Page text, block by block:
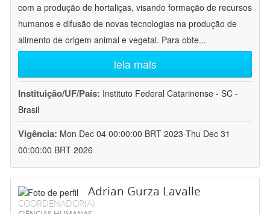
com a produção de hortaliças, visando formação de recursos
humanos e difusão de novas tecnologias na produção de
alimento de origem animal e vegetal. Para obte...
leia mais
Instituição/UF/País: Instituto Federal Catarinense - SC -
Brasil
Vigência: Mon Dec 04 00:00:00 BRT 2023-Thu Dec 31
00:00:00 BRT 2026
Adrian Gurza Lavalle
COORDENADOR(A)